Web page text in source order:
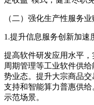
（二）强化生产性服务
1.提升信息服务创新加速
提高软件研发应用水平
周期管理等工业软件供
势业态。提升大宗商品
支持和智能算力普惠供
示范场景。